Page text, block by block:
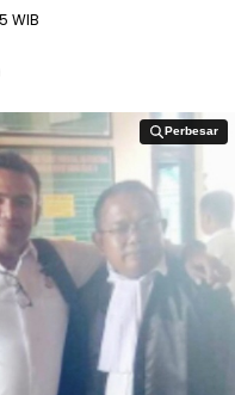
WIB
Perbesar
Perbesar